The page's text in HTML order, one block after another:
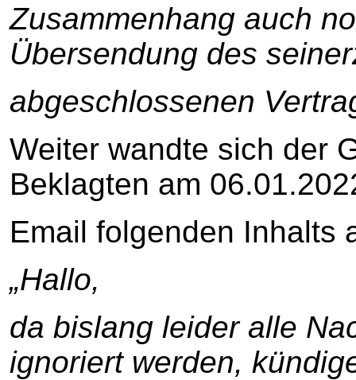
Zusammenhang auch
Übersendung des
abgeschlossenen
Weiter wandte sich der
Beklagten am
Email folgenden Inhalts
„Hallo,
da bislang leider alle
ignoriert werden,